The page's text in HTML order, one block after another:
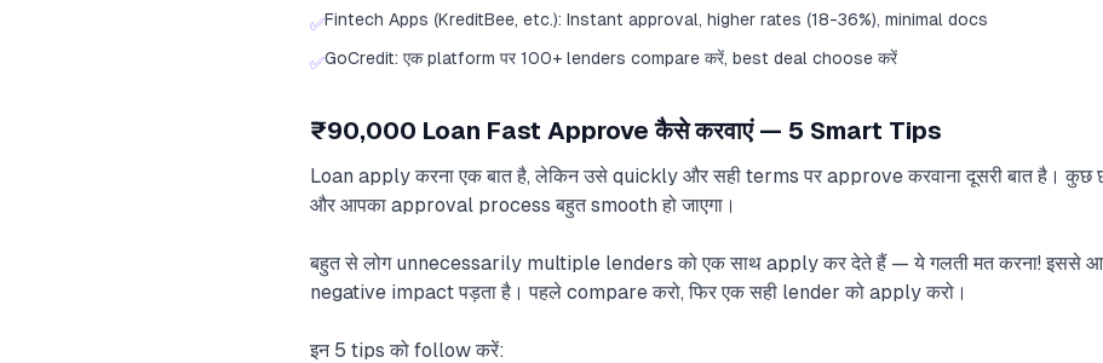
✅Fintech Apps (KreditBee, etc.): Instant approval, higher rates (18-36%), minimal docs
✅GoCredit: एक platform पर 100+ lenders compare करें, best deal choose करें
₹90,000 Loan Fast Approve कैसे करवाएं — 5 Smart Tips
Loan apply करना एक बात है, लेकिन उसे quickly और सही terms पर approve करवाना दूसरी बात है। कुछ
और आपका approval process बहुत smooth हो जाएगा।
बहुत से लोग unnecessarily multiple lenders को एक साथ apply कर देते हैं — ये गलती मत करना! इससे
negative impact पड़ता है। पहले compare करो, फिर एक सही lender को apply करो।
इन 5 tips को follow करें: